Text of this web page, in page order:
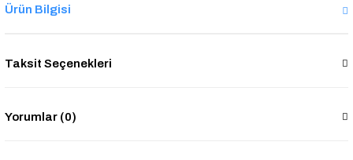
Ürün Bilgisi
Taksit Seçenekleri
Yorumlar (0)